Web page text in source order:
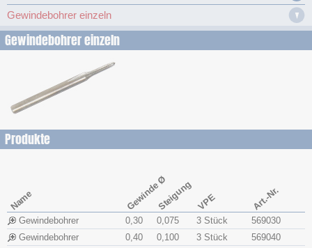
Gewindebohrer einzeln
Gewindebohrer einzeln
Produkte
Name Gewinde ØSteigung VPE Art.-Nr.
Gewindebohrer 0,30 0,075 3 Stück
569030
Gewindebohrer
0,40 0,100 3 Stück
569040